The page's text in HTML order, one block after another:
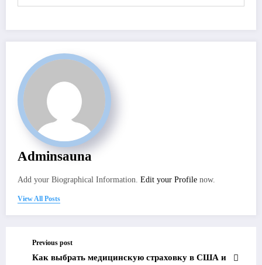
Adminsauna
Add your Biographical Information. Edit your Profile now.
View All Posts
Previous post
Как выбрать медицинскую страховку в США и